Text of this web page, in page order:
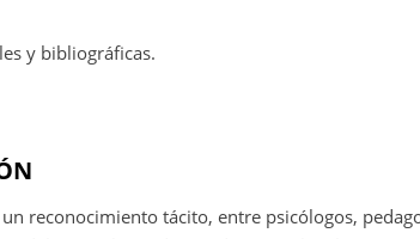
y bibliográficas.
reconocimiento tácito, entre psicólogos,